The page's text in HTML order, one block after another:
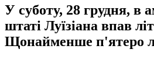
У суботу, 28 грудня, в
штаті Луїзіана впав
Щонайменше п'ятеро